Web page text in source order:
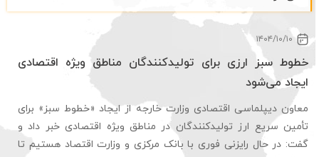
۱۴۰۴/۱۰/۱۰
خطوط سبز ارزی برای تولیدکنندگان مناطق ویژه اقتصادی
ایجاد می‌شود
معاون دیپلماسی اقتصادی وزارت خارجه از ایجاد «خطوط سبز» برای
تأمین سریع ارز تولیدکنندگان در مناطق ویژه اقتصادی خبر داد و
گفت: در حال رایزنی فوری با بانک مرکزی و وزارت اقتصاد هستیم تا